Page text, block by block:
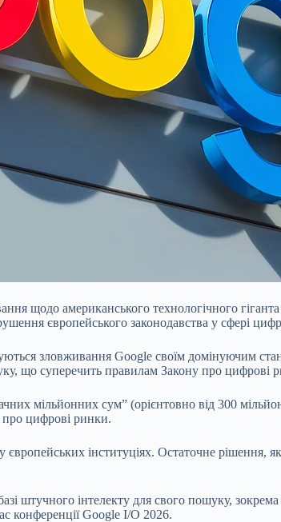
щодо американського технологічного
європейського законодавства у сфері
зловживання Google своїм домінуючим
що суперечить правилам Закону про
мільйонних сум” (орієнтовно від 300
цифрові ринки.
інституціях. Остаточне рішення,
штучного інтелекту для свого пошуку,
конференції Google I/O 2026.